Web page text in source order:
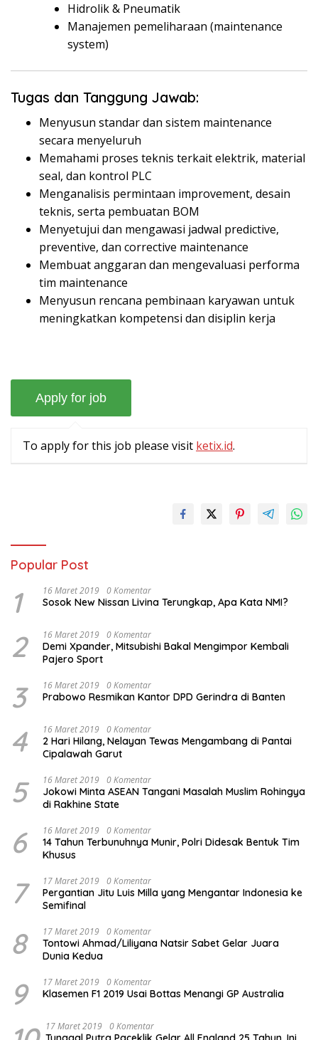
Hidrolik & Pneumatik
Manajemen pemeliharaan (maintenance
system)
Tugas dan Tanggung Jawab:
Menyusun standar dan sistem maintenance
secara menyeluruh
Memahami proses teknis terkait elektrik, material
seal, dan kontrol PLC
Menganalisis permintaan improvement, desain
teknis, serta pembuatan BOM
Menyetujui dan mengawasi jadwal predictive,
preventive, dan corrective maintenance
Membuat anggaran dan mengevaluasi performa
tim maintenance
Menyusun rencana pembinaan karyawan untuk
meningkatkan kompetensi dan disiplin kerja
To apply for this job please visit ketix.id.
Popular Post
1 16 Maret 2019 0 Komentar
Sosok New Nissan Livina Terungkap, Apa Kata NMI?
2 16 Maret 2019 0 Komentar
Demi Xpander, Mitsubishi Bakal Mengimpor Kembali
Pajero Sport
3 16 Maret 2019 0 Komentar
Prabowo Resmikan Kantor DPD Gerindra di Banten
4 16 Maret 2019 0 Komentar
2 Hari Hilang, Nelayan Tewas Mengambang di Pantai
Cipalawah Garut
5 16 Maret 2019 0 Komentar
Jokowi Minta ASEAN Tangani Masalah Muslim Rohingya
di Rakhine State
6 16 Maret 2019 0 Komentar
14 Tahun Terbunuhnya Munir, Polri Didesak Bentuk Tim
Khusus
7 17 Maret 2019 0 Komentar
Pergantian Jitu Luis Milla yang Mengantar Indonesia ke
Semifinal
8 17 Maret 2019 0 Komentar
Tontowi Ahmad/Liliyana Natsir Sabet Gelar Juara
Dunia Kedua
9 17 Maret 2019 0 Komentar
Klasemen F1 2019 Usai Bottas Menangi GP Australia
17 Maret 2019 0 Komentar